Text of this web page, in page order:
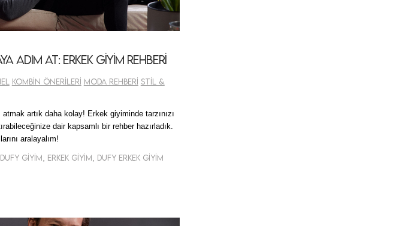
Adım At: Erkek Giyim Rehberi
Kombin Önerileri Moda Rehberi Stil &
artık daha kolay! Erkek giyiminde tarzınızı
dair kapsamlı bir rehber hazırladık.
aralayalım!
Giyim, Erkek Giyim, Dufy Erkek Giyim